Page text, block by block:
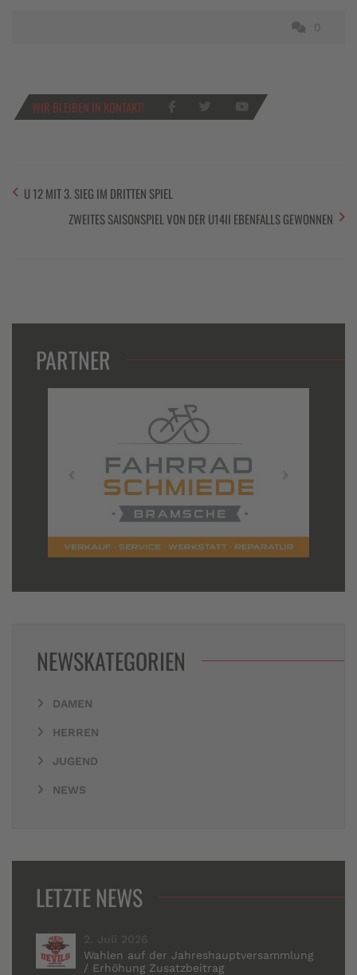
0
WIR BLEIBEN IN KONTAKT!
U 12 MIT 3. SIEG IM DRITTEN SPIEL
ZWEITES SAISONSPIEL VON DER U14II EBENFALLS GEWONNEN
PARTNER
NEWSKATEGORIEN
DAMEN
HERREN
JUGEND
NEWS
LETZTE NEWS
2. Juli 2026
Wahlen auf der Jahreshauptversammlung
/ Erhöhung Zusatzbeitrag